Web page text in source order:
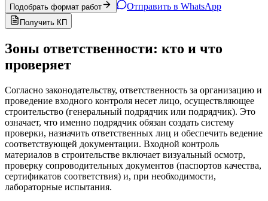
Подобрать формат работ Отправить в WhatsApp
Получить КП
Зоны ответственности: кто и что
проверяет
Согласно законодательству, ответственность за организацию и
проведение входного контроля несет лицо, осуществляющее
строительство (генеральный подрядчик или подрядчик). Это
означает, что именно подрядчик обязан создать систему
проверки, назначить ответственных лиц и обеспечить ведение
соответствующей документации. Входной контроль
материалов в строительстве включает визуальный осмотр,
проверку сопроводительных документов (паспортов качества,
сертификатов соответствия) и, при необходимости,
лабораторные испытания.